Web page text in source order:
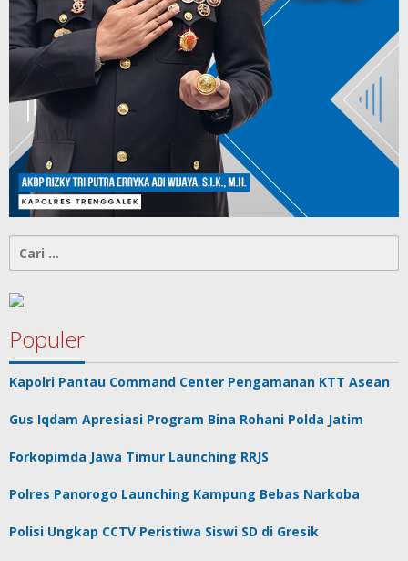
untuk:
Populer
Kapolri Pantau Command Center Pengamanan KTT Asean
Gus Iqdam Apresiasi Program Bina Rohani Polda Jatim
Forkopimda Jawa Timur Launching RRJS
Polres Panorogo Launching Kampung Bebas Narkoba
Polisi Ungkap CCTV Peristiwa Siswi SD di Gresik